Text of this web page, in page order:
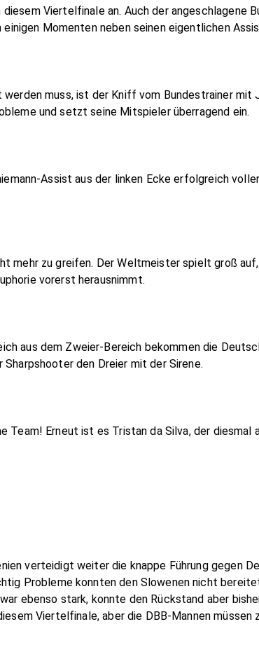
Viertelfinale an. Auch der angeschlagene
Momenten neben seinen eigentlichen
muss, ist der Kniff vom Bundestrainer mit
und setzt seine Mitspieler überragend ein.
Assist aus der linken Ecke erfolgreich
mehr zu greifen. Der Weltmeister spielt groß
vorerst herausnimmt.
aus dem Zweier-Bereich bekommen die
den Dreier mit der Sirene.
Erneut ist es Tristan da Silva, der diesmal
verteidigt weiter die knappe Führung gegen
Probleme konnten den Slowenen nicht
ebenso stark, konnte den Rückstand aber
Viertelfinale, aber die DBB-Mannen müssen